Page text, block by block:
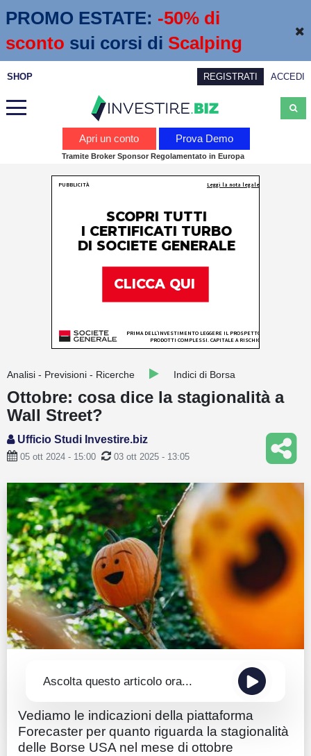
PROMO ESTATE: -50% di
sconto sui corsi di Scalping
SHOP REGISTRATI ACCEDI
Guide
Guru Monitor
Stagionalità
Apri un conto Prova Demo
Tramite Broker Sponsor Regolamentato in Europa
Analisi - Previsioni - Ricerche Indici di Borsa
Ottobre: cosa dice la stagionalità a
Wall Street?
Ufficio Studi Investire.biz
05 ott 2024 - 15:00 03 ott 2025 - 13:05
Ascolta questo articolo ora...
Vediamo le indicazioni della piattaforma
Forecaster per quanto riguarda la stagionalità
delle Borse USA nel mese di ottobre